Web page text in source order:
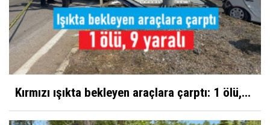
Kırmızı ışıkta bekleyen araçlara çarptı: 1 ölü,...